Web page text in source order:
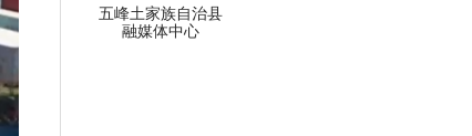
五峰土家族自治县
融媒体中心